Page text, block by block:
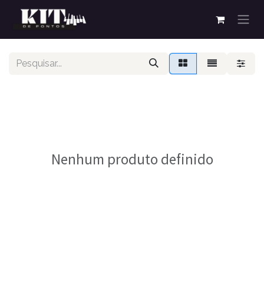
Pular para o conteúdo
Nenhum produto definido